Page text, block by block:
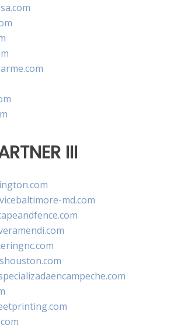
III
md.com